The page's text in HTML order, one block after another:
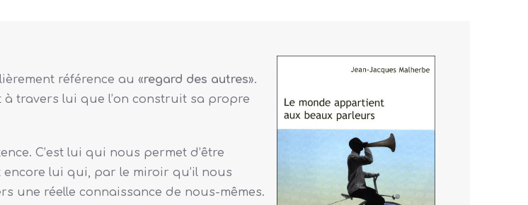
référence au «regard des autres».
à travers lui que l’on construit sa propre
C’est lui qui nous permet d’être
lui qui, par le miroir qu’il nous
une réelle connaissance de nous-mêmes.